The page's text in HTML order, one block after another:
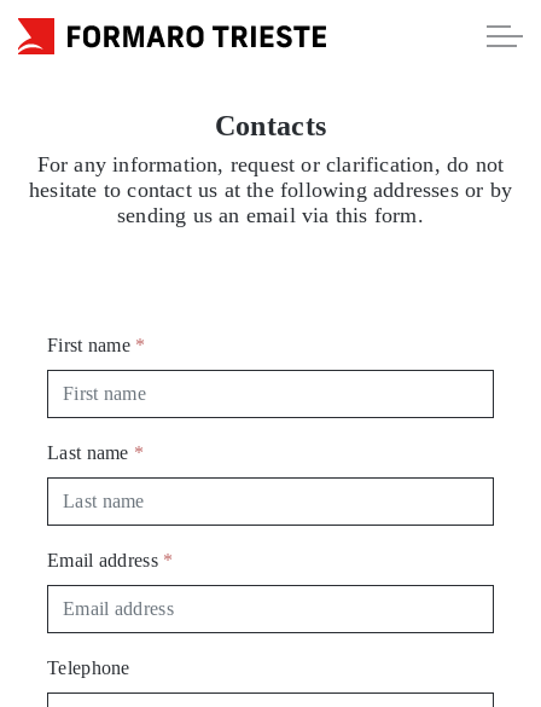
Skip to main content
CHI SIAMO
BLOG
Contacts
For any information, request or clarification, do not
hesitate to contact us at the following addresses or by
sending us an email via this form.
First name *
Last name *
Email address *
Telephone